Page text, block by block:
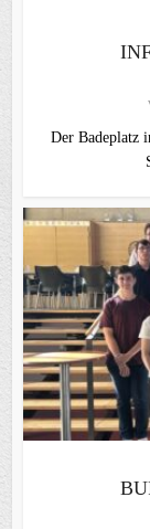
Der Badeplatz